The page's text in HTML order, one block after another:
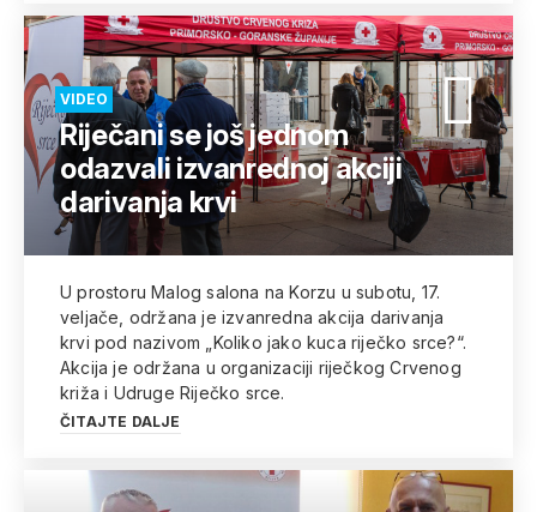
VIDEO
Riječani se još jednom
odazvali izvanrednoj akciji
darivanja krvi
U prostoru Malog salona na Korzu u subotu, 17.
veljače, održana je izvanredna akcija darivanja
krvi pod nazivom „Koliko jako kuca riječko srce?“.
Akcija je održana u organizaciji riječkog Crvenog
križa i Udruge Riječko srce.
ČITAJTE DALJE